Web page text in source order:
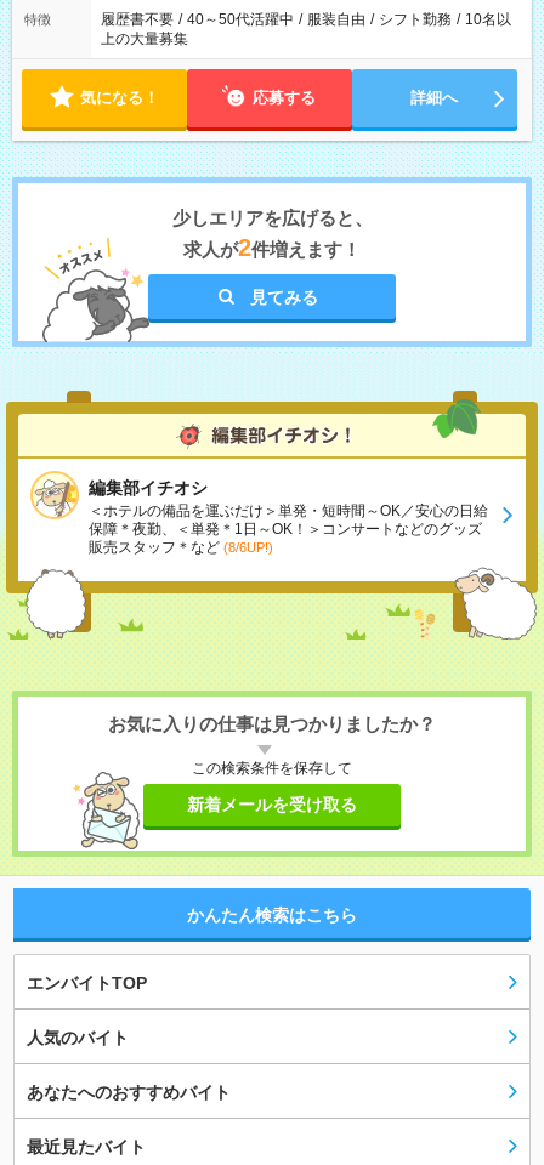
特徴 履歴書不要 / 40～50代活躍中 / 服装自由 / シフト勤務 / 10名以
上の大量募集
気になる！ 応募する 詳細へ
少しエリアを広げると、
求人が2件増えます！
見てみる
編集部イチオシ
＜ホテルの備品を運ぶだけ＞単発・短時間～OK／安心の日給
保障＊夜勤、＜単発＊1日～OK！＞コンサートなどのグッズ
販売スタッフ＊など (8/6UP!)
お気に入りの仕事は見つかりましたか？
この検索条件を保存して
新着メールを受け取る
かんたん検索はこちら
エンバイトTOP
人気のバイト
あなたへのおすすめバイト
最近見たバイト